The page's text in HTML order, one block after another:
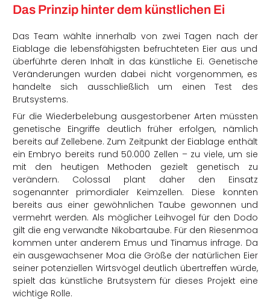
Das Prinzip hinter dem künstlichen Ei
Das Team wählte innerhalb von zwei Tagen nach der
Eiablage die lebensfähigsten befruchteten Eier aus und
überführte deren Inhalt in das künstliche Ei. Genetische
Veränderungen wurden dabei nicht vorgenommen, es
handelte sich ausschließlich um einen Test des
Brutsystems.
Für die Wiederbelebung ausgestorbener Arten müssten
genetische Eingriffe deutlich früher erfolgen, nämlich
bereits auf Zellebene. Zum Zeitpunkt der Eiablage enthält
ein Embryo bereits rund 50.000 Zellen – zu viele, um sie
mit den heutigen Methoden gezielt genetisch zu
verändern. Colossal plant daher den Einsatz
sogenannter primordialer Keimzellen. Diese konnten
bereits aus einer gewöhnlichen Taube gewonnen und
vermehrt werden. Als möglicher Leihvogel für den Dodo
gilt die eng verwandte Nikobartaube. Für den Riesenmoa
kommen unter anderem Emus und Tinamus infrage. Da
ein ausgewachsener Moa die Größe der natürlichen Eier
seiner potenziellen Wirtsvögel deutlich übertreffen würde,
spielt das künstliche Brutsystem für dieses Projekt eine
wichtige Rolle.